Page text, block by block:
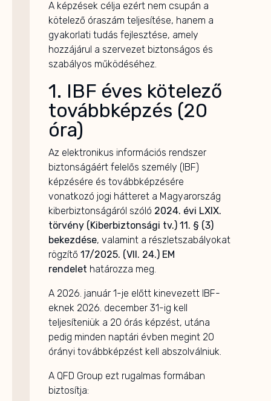
A képzések célja ezért nem csupán a
kötelező óraszám teljesítése, hanem a
gyakorlati tudás fejlesztése, amely
hozzájárul a szervezet biztonságos és
szabályos működéséhez.
1. IBF éves kötelező
továbbképzés (20
óra)
Az elektronikus információs rendszer
biztonságáért felelős személy (IBF)
képzésére és továbbképzésére
vonatkozó jogi hátteret a Magyarország
kiberbiztonságáról szóló 2024. évi LXIX.
törvény (Kiberbiztonsági tv.) 11. § (3)
bekezdése, valamint a részletszabályokat
rögzítő 17/2025. (VII. 24.) EM
rendelet határozza meg.
A 2026. január 1-je előtt kinevezett IBF-
eknek 2026. december 31-ig kell
teljesíteniük a 20 órás képzést, utána
pedig minden naptári évben megint 20
órányi továbbképzést kell abszolválniuk.
A QFD Group ezt rugalmas formában
biztosítja: